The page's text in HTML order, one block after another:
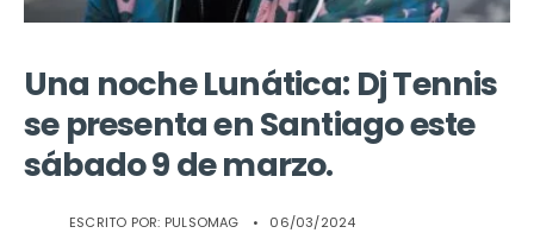
Una noche Lunática: Dj Tennis
se presenta en Santiago este
sábado 9 de marzo.
ESCRITO POR: PULSOMAG • 06/03/2024